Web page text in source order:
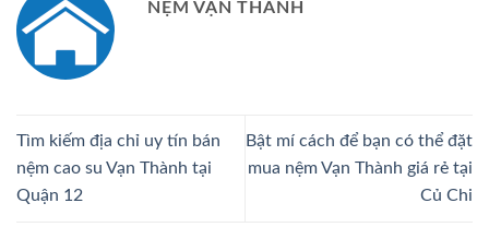
NỆM VẠN THÀNH
Tìm kiếm địa chỉ uy tín bán
nệm cao su Vạn Thành tại
Quận 12
Bật mí cách để bạn có thể đặt
mua nệm Vạn Thành giá rẻ tại
Củ Chi